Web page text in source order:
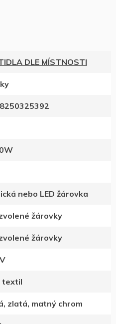
DLE MÍSTNOSTI
nebo LED žárovka
žárovky
žárovky
textil
zlatá, matný chrom